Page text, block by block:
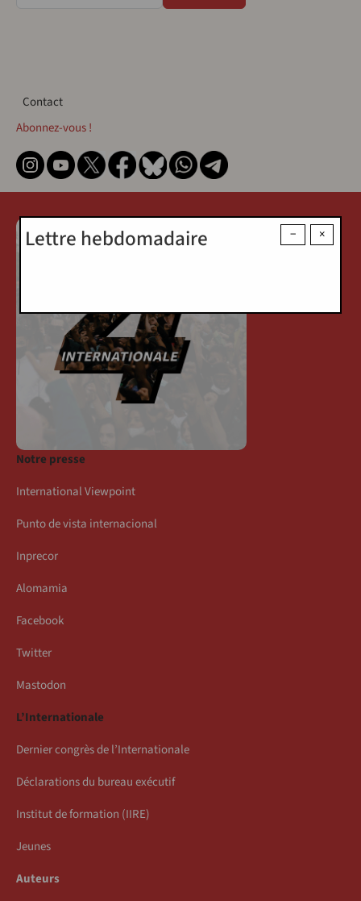
×
−
Lettre hebdomadaire
Contact
Contact
Abonnez-vous !
Notre presse
International Viewpoint
Punto de vista internacional
Inprecor
Alomamia
Facebook
Twitter
Mastodon
L’Internationale
Dernier congrès de l’Internationale
Déclarations du bureau exécutif
Institut de formation (IIRE)
Jeunes
Auteurs